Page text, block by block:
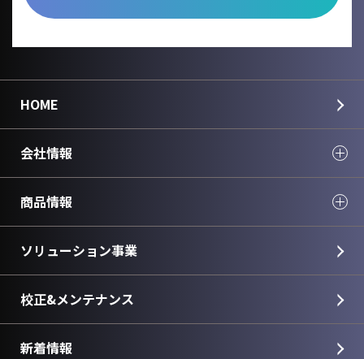
HOME
会社情報
商品情報
ソリューション事業
校正&メンテナンス
新着情報